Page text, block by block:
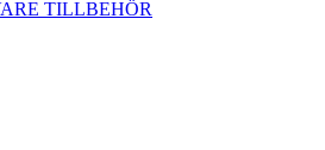
TILLBEHÖR